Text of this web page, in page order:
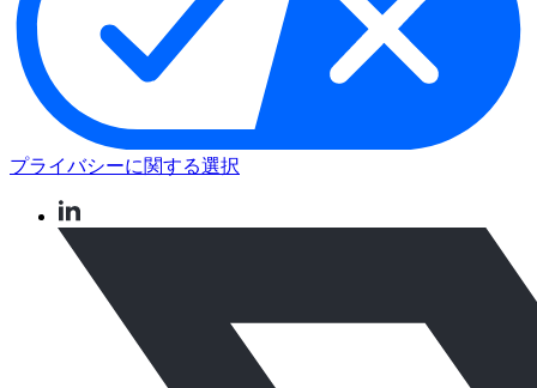
プライバシーに関する選択